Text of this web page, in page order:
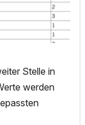
Stelle in
werden